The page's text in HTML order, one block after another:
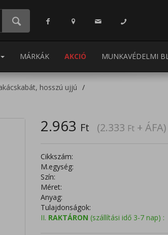
MÁRKÁK AKCIÓ MUNKAVÉDELMI
hosszú ujjú
2.963 Ft (2.333 Ft + ÁFA)
Cikkszám:
M.egység:
Szín:
Méret:
Anyag:
Tulajdonságok:
II. RAKTÁRON (szállítási idő 3-7 nap) :